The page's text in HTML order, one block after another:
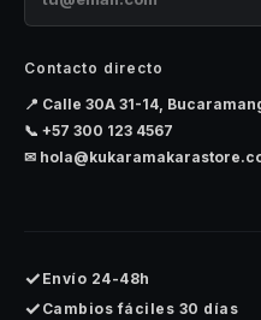
Contacto directo
📍 Calle 30A 31-14,
📞 +57 300 123 4567
✉
✓ Envío 24-48h
✓ Cambios fáciles 30 días